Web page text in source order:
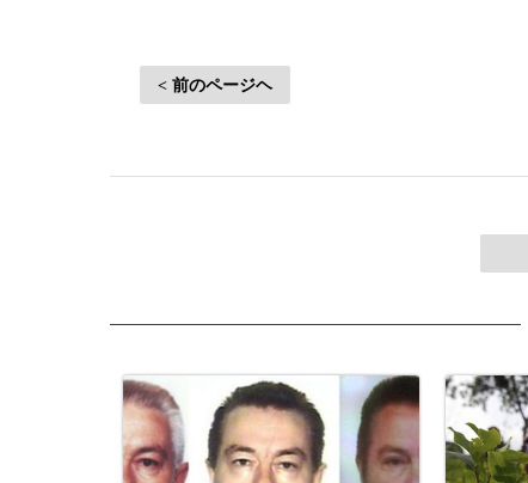
< 前のページヘ